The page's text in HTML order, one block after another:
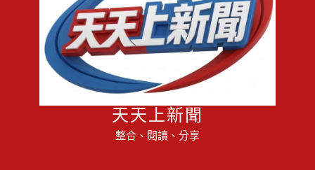
天天上新聞
整合、閱讀、分享